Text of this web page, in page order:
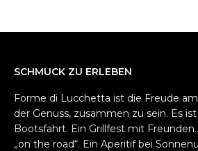
SCHMUCK ZU ERLEBEN
Forme di Lucchetta ist die Freude
der Genuss, zusammen zu sein. Es
Bootsfahrt. Ein Grillfest mit
„on the road“. Ein Aperitif bei